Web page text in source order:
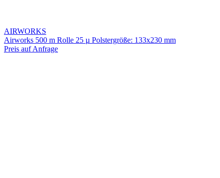
AIRWORKS
Airworks 500 m Rolle 25 µ Polstergröße: 133x230 mm
Preis auf Anfrage